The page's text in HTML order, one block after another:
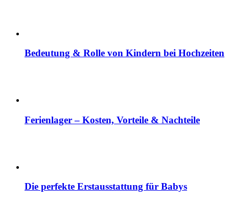
Bedeutung & Rolle von Kindern bei Hochzeiten
Ferienlager – Kosten, Vorteile & Nachteile
Die perfekte Erstausstattung für Babys